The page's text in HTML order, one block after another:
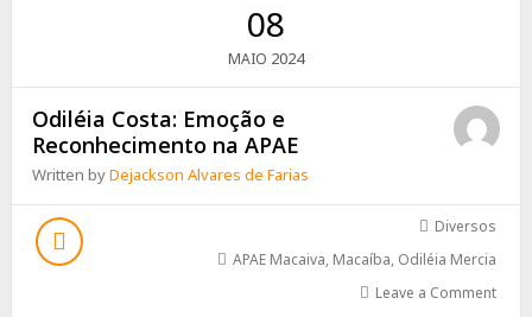
08
MAIO 2024
Odiléia Costa: Emoção e
Reconhecimento na APAE
Written byDejackson Alvares de Farias
Diversos
APAE Macaiva, Macaíba, Odiléia Mercia
Leave a Comment